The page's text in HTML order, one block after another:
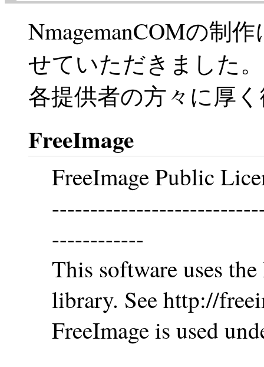
NmagemanCOMの制
せていただきました。
各提供者の方々に厚
FreeImage
FreeImage Public
------------
This software uses
library. See http://
FreeImage is used